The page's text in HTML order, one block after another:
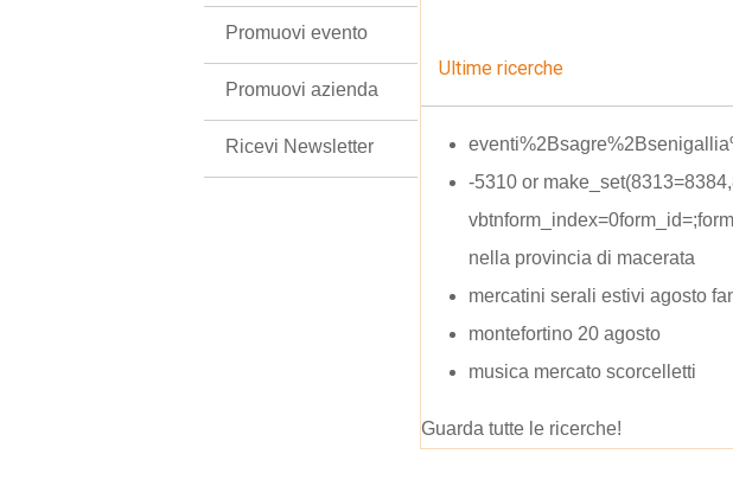
Ultime ricerche
-5310 or
nella provincia di macerata
mercatini serali estivi agosto
montefortino 20 agosto
musica mercato scorcelletti
Guarda tutte le ricerche!
Promuovi evento
Promuovi azienda
Ricevi Newsletter